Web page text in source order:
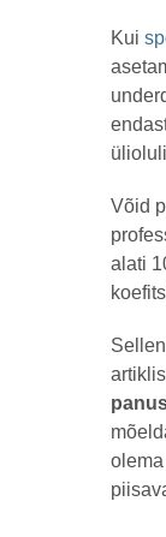
by
msavi
Kui
Võid
alati